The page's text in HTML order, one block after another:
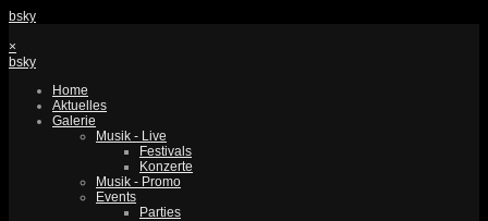
bsky
×
bsky
Home
Aktuelles
Galerie
Musik - Live
Festivals
Konzerte
Musik - Promo
Events
Parties